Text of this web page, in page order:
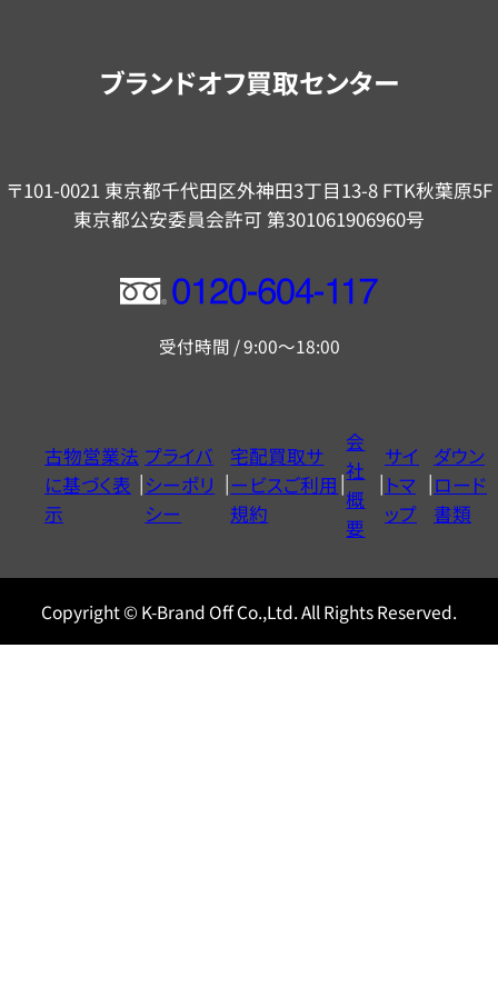
ブランドオフ買取センター
〒101-0021 東京都千代田区外神田3丁目13-8 FTK秋葉原5F
東京都公安委員会許可 第301061906960号
フ
ー
ヤ
ル
0120604117
受付時間 / 9:00～18:00
古物営業法
に基づく表
示
プライバ
シーポリ
シー
宅配買取サ
ービスご利用
規約
会
社
概
要
サイ
トマ
ップ
ダウン
ロード
書類
Copyright © K-Brand Off Co.,Ltd. All Rights Reserved.